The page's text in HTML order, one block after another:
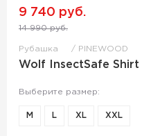
9 740 руб.
14 990 руб.
Рубашка PINEWOOD
Wolf InsectSafe Shirt
Выберите размер:
M L XL XXL